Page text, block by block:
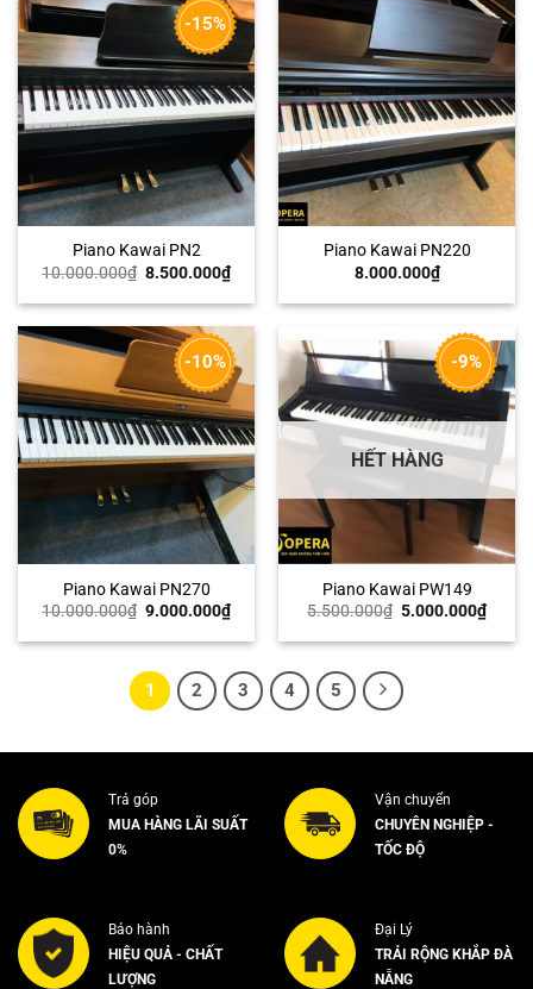
-15%
Piano Kawai PN2
10.000.000₫ Giá
là:
8.500.000₫Giá
hiện
tại
8.500.000₫.
Piano Kawai PN220
8.000.000₫
-10%
Piano Kawai PN270
10.000.000₫ Giá
là:
9.000.000₫Giá
hiện
tại
9.000.000₫.
-9%
HẾT HÀNG
Piano Kawai PW149
5.500.000₫ Giá
là:
5.000.000₫Giá
hiện
tại
1 2 3 4 5
Trả góp
MUA HÀNG LÃI SUẤT
0%
Vận chuyển
CHUYÊN NGHIỆP -
TỐC ĐỘ
Bảo hành
HIỆU QUẢ - CHẤT
LƯỢNG
Đại Lý
TRẢI RỘNG KHẮP ĐÀ
NẴNG